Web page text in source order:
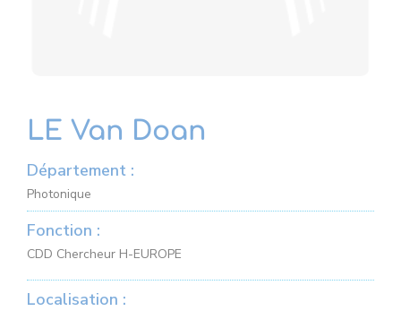
LE Van Doan
Département :
Photonique
Fonction :
CDD Chercheur H-EUROPE
Localisation :